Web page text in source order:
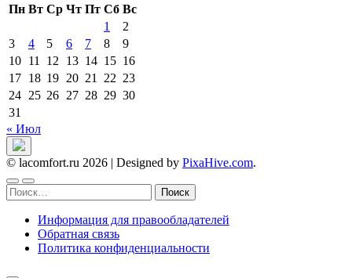
Пн Вт Ср Чт Пт Сб Вс
1
2
3
4 5 6 7 8
9
10 11 12 13 14 15 16
17 18 19 20 21 22 23
24 25 26 27 28 29 30
31
« Июл
© lacomfort.ru 2026 | Designed by PixaHive.com.
Найти:
Информация для правообладателей
Обратная связь
Политика конфиденциальности